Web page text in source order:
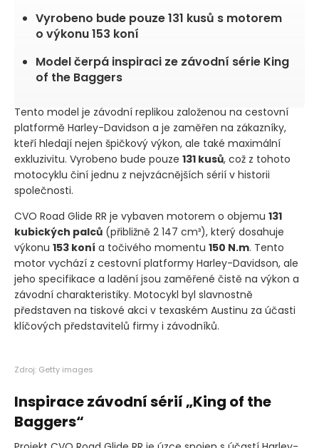
Vyrobeno bude pouze 131 kusů s motorem
o výkonu 153 koní
Model čerpá inspiraci ze závodní série King
of the Baggers
Tento model je závodní replikou založenou na cestovní
platformě Harley-Davidson a je zaměřen na zákazníky,
kteří hledají nejen špičkový výkon, ale také maximální
exkluzivitu. Vyrobeno bude pouze 131 kusů, což z tohoto
motocyklu činí jednu z nejvzácnějších sérií v historii
společnosti.
CVO Road Glide RR je vybaven motorem o objemu 131
kubických palců (přibližně 2 147 cm³), který dosahuje
výkonu 153 koní a točivého momentu 150 N.m. Tento
motor vychází z cestovní platformy Harley-Davidson, ale
jeho specifikace a ladění jsou zaměřené čistě na výkon a
závodní charakteristiky. Motocykl byl slavnostně
představen na tiskové akci v texaském Austinu za účasti
klíčových představitelů firmy i závodníků.
Zdroj: Getty images
Inspirace závodní sérií „King of the
Baggers“